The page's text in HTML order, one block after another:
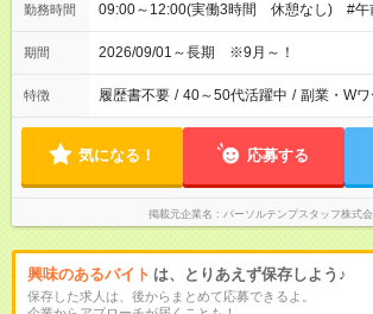
勤務時間 09:00～12:00(実働3時間 休憩なし) #午
期間 2026/09/01～長期 ※9月～！
特徴 履歴書不要 / 40～50代活躍中 / 副業・W
気になる！ 応募する
掲載元企業名 パーソルテンプスタッフ株式
興味のあるバイト は、とりあえず保存しよう♪
保存した求人は、後からまとめて応募できるよ。